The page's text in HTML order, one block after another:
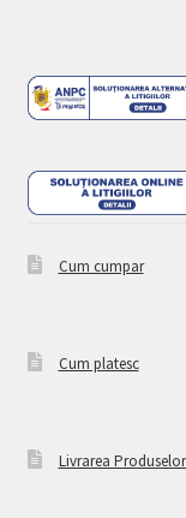
Cum cumpar
Cum platesc
Livrarea